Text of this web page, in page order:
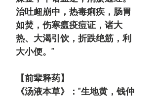
治吐衄崩中，热毒痢疾，肠胃
如焚，伤寒瘟疫痘证，诸大
热、大渴引饮，折跌绝筋，利
大小便。"
【前辈释药】
《汤液本草》："生地黄，钱仲